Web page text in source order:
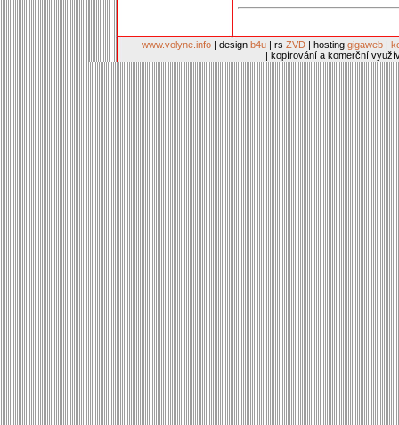
www.volyne.info | design b4u | rs ZVD | hosting gigaweb |
| kopírování a komerční